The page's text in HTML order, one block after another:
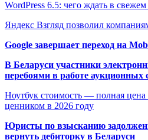
WordPress 6.5: чего ждать в свежем
Яндекс Взгляд позволил
Google завершает переход на
В Беларуси участники
перебоями в работе аукционных
Ноутбук стоимость — полная цена
ценником в 2026 году
Юристы по взысканию
вернуть дебиторку в Беларуси